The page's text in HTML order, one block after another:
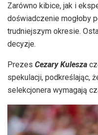
Zarówno kibice, jak i
doświadczenie mogłoby
trudniejszym okresie.
decyzje.
Prezes Cezary Kulesza
spekulacji, podkreślając,
selekcjonera wymagają